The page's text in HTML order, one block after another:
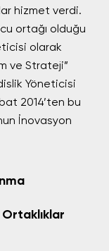
hizmet verdi.
ortağı olduğu
olarak
ve Strateji”
Yöneticisi
2014’ten bu
İnovasyon